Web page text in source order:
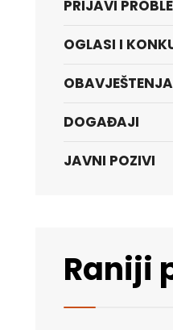
PRIJAVI
OGLASI I
OBAVJEŠTENJA
DOGAĐAJI
JAVNI POZIVI
Raniji